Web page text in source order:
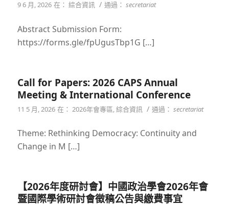
9 6 月, 2026 在： 綜合資訊 / 通過： secretariat
Abstract Submission Form:
https://forms.gle/fpUgusTbp1G […]
Call for Papers: 2026 CAPS Annual
Meeting & International Conference
11 5 月, 2026 在： 2026年會專區 綜合資訊 / 通過： secretariat
Theme: Rethinking Democracy: Continuity and
Change in M […]
【2026年度研討會】中國政治學會2026年會
暨國際學術研討會徵稿公告與繳費事宜